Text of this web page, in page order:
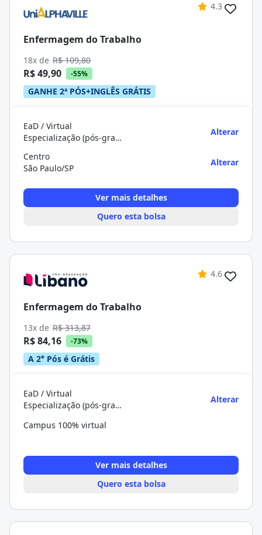
4.3
Enfermagem do Trabalho
18x de R$ 109,80
R$ 49,90 -55%
GANHE 2ª PÓS+INGLÊS GRÁTIS
EaD / Virtual
Especialização (pós-graduação)
Alterar
Centro
São Paulo/SP
Alterar
Ver mais detalhes
Quero esta bolsa
4.6
Enfermagem do Trabalho
13x de R$ 313,87
R$ 84,16 -73%
A 2° Pós é Grátis
EaD / Virtual
Especialização (pós-graduação)
Alterar
Campus 100% virtual
Ver mais detalhes
Quero esta bolsa